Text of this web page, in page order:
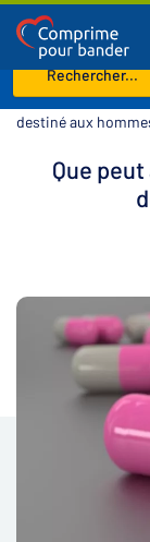
Rechercher...
Page d'accueil
destiné aux
Que